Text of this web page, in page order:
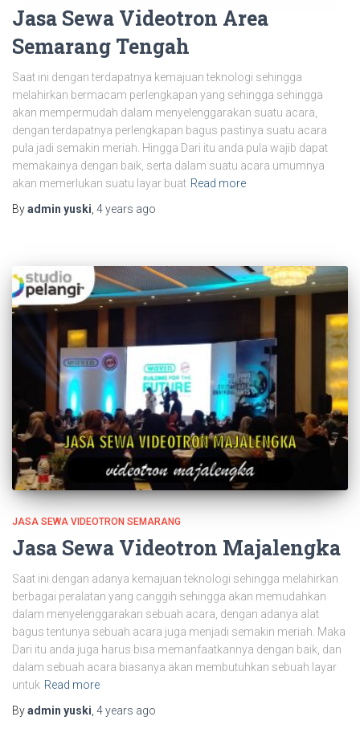
Jasa Sewa Videotron Area
Semarang Tengah
Saat ini dengan terdapatnya kemajuan teknologi sehingga
melahirkan bermacam perlengkapan yang sehingga sehingga
akan mempermudah dalam menyelenggarakan suatu acara,
dengan terdapatnya perlengkapan bagus pastinya suatu acara
pula jadi semakin meriah. Hingga Dari itu anda pula wajib dapat
memakainya dengan baik, serta dalam suatu acara umumnya
akan memerlukan suatu layar buat Read more
Byadmin yuski, 4 years ago
JASA SEWA VIDEOTRON SEMARANG
Jasa Sewa Videotron Majalengka
Saat ini dengan adanya kemajuan teknologi sehingga melahirkan
berbagai peralatan yang canggih sehingga akan memudahkan
dalam menyelenggarakan sebuah acara, dengan adanya alat
bagus tentunya sebuah acara juga menjadi semakin meriah. Maka
Dari itu anda juga harus bisa memanfaatkannya dengan baik, dan
dalam sebuah acara biasanya akan membutuhkan sebuah layar
untuk Read more
Byadmin yuski 4 years ago